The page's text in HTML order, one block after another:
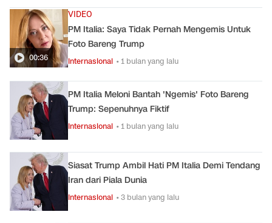
00:36
VIDEO
PM Italia: Saya Tidak Pernah Mengemis Untuk
Foto Bareng Trump
Internasional • 1 bulan yang lalu
PM Italia Meloni Bantah 'Ngemis' Foto Bareng
Trump: Sepenuhnya Fiktif
Internasional • 1 bulan yang lalu
Siasat Trump Ambil Hati PM Italia Demi Tendang
Iran dari Piala Dunia
Internasional • 3 bulan yang lalu